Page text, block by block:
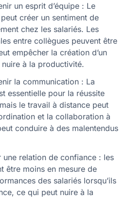
un esprit d’équipe : Le
créer un sentiment de
chez les salariés. Les
entre collègues peuvent être
empêcher la création d’un
nuire à la productivité.
la communication : La
essentielle pour la réussite
le travail à distance peut
et la collaboration à
conduire à des malentendus
relation de confiance : les
être moins en mesure de
des salariés lorsqu’ils
ce qui peut nuire à la